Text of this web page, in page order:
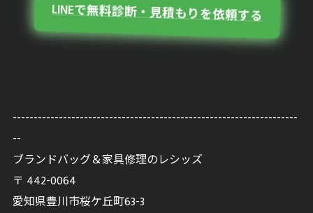
LINEで無料診断・見積もりを依頼する
--------------------------------------------------------------------
--
ブランドバッグ＆家具修理のレシッズ
〒 442-0064
愛知県豊川市桜ケ丘町63-3